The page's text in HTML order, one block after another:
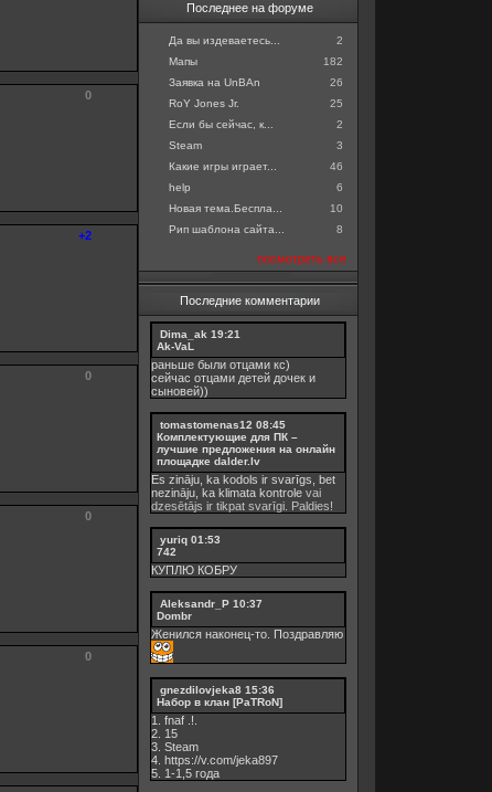
0
+2
0
0
0
Последнее на форуме
Да вы издеваетесь...
2
Мапы
182
Заявка на UnBAn
26
RoY Jones Jr.
25
Если бы сейчас, к...
2
Steam
3
Какие игры играет...
46
help
6
Новая тема.Беспла...
10
Рип шаблона сайта...
8
посмотреть все
Последние комментарии
Dima_ak 19:21
Ak-VaL
раньше были отцами кс)
сейчас отцами детей дочек и
сыновей))
tomastomenas12 08:45
Комплектующие для ПК –
лучшие предложения на онлайн
площадке dalder.lv
Es zināju, ka kodols ir svarīgs, bet
nezināju, ka klimata kontrole vai
dzesētājs ir tikpat svarīgi. Paldies!
yuriq 01:53
742
КУПЛЮ КОБРУ
Aleksandr_P 10:37
Dombr
Женился наконец-то. Поздравляю
gnezdilovjeka8 15:36
Набор в клан [PaTRoN]
1. fnaf .!.
2. 15
3. Steam
4. https://v.com/jeka897
5. 1-1,5 годa